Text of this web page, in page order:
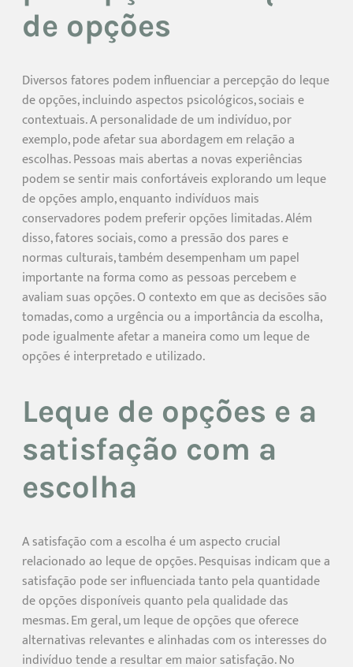
de opções
Diversos fatores podem influenciar a percepção do leque
de opções, incluindo aspectos psicológicos, sociais e
contextuais. A personalidade de um indivíduo, por
exemplo, pode afetar sua abordagem em relação a
escolhas. Pessoas mais abertas a novas experiências
podem se sentir mais confortáveis explorando um leque
de opções amplo, enquanto indivíduos mais
conservadores podem preferir opções limitadas. Além
disso, fatores sociais, como a pressão dos pares e
normas culturais, também desempenham um papel
importante na forma como as pessoas percebem e
avaliam suas opções. O contexto em que as decisões são
tomadas, como a urgência ou a importância da escolha,
pode igualmente afetar a maneira como um leque de
opções é interpretado e utilizado.
Leque de opções e a
satisfação com a
escolha
A satisfação com a escolha é um aspecto crucial
relacionado ao leque de opções. Pesquisas indicam que a
satisfação pode ser influenciada tanto pela quantidade
de opções disponíveis quanto pela qualidade das
mesmas. Em geral, um leque de opções que oferece
alternativas relevantes e alinhadas com os interesses do
indivíduo tende a resultar em maior satisfação. No